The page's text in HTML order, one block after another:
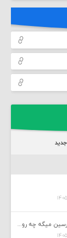
دانلود آهنگ یوسف زمانی به نام از شب بپرسین میگه چه روزگاری دارم